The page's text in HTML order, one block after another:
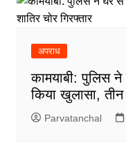
अपराध
कामयाबी: पुलिस
किया खुलासा, तीन
Parvatanchal